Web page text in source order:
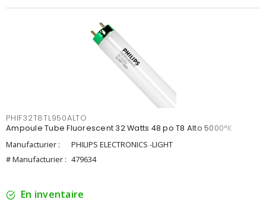
PHIF32T8TL950ALTO
Ampoule Tube Fluorescent 32 Watts 48 po T8 Alto 5000°K
Manufacturier :
PHILIPS ELECTRONICS -LIGHT
# Manufacturier : 479634
En inventaire